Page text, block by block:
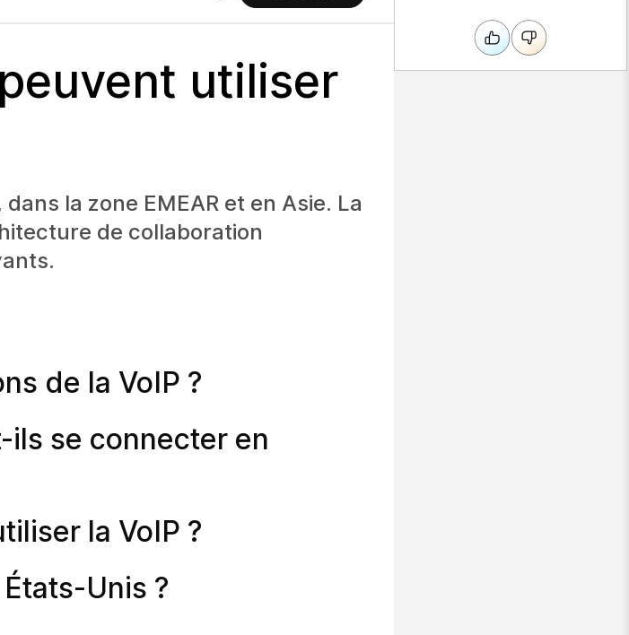
utiliser
la zone EMEAR et en Asie. La
de collaboration
de la VoIP ?
se connecter en
la VoIP ?
Unis ?